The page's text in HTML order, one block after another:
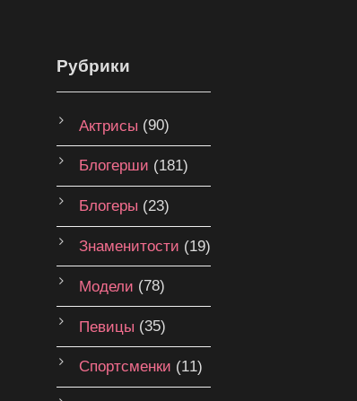
Рубрики
Актрисы (90)
Блогерши (181)
Блогеры (23)
Знаменитости (19)
Модели (78)
Певицы (35)
Спортсменки (11)